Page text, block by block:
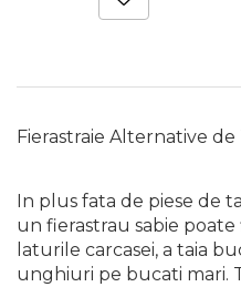
Fierastraie Alternative de
In plus fata de piese de
un fierastrau sabie
laturile carcasei, a taia
unghiuri pe bucati mari.